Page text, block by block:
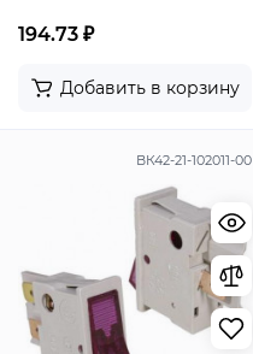
194.73 ₽
Добавить в корзину
ВК42-21-102011-00